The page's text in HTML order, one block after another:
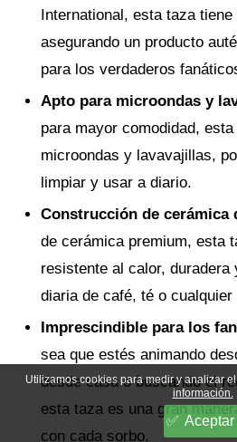
International, esta taza
asegurando un producto
para los verdaderos
Apto para microondas y
para mayor comodidad,
microondas y lavavajillas,
limpiar y usar a diario.
Construcción de cerámica
de cerámica premium, esta
resistente al calor,
diaria de café, té o
Imprescindible para los
sea que estés animando
desde casa o buscando el
esta taza es una gran
con cada sorbo.
Utilizamos cookies para medir y analizar
información.
Aceptar